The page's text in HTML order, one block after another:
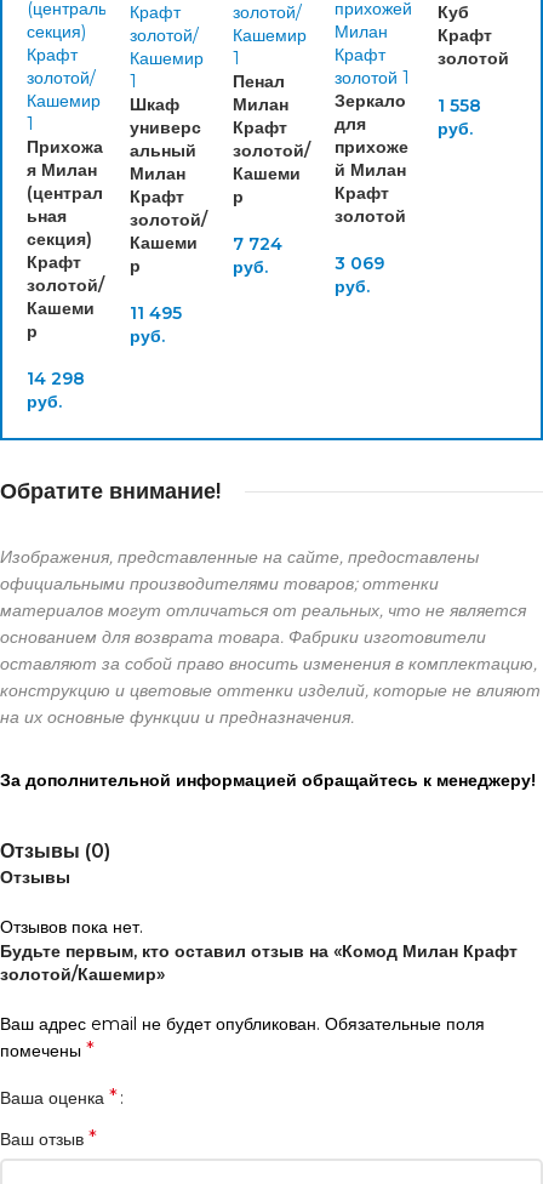
Прихожа
я Милан
(централ
ьная
секция)
Крафт
золотой/
Кашеми
р
14 298
руб.
Шкаф
универс
альный
Милан
Крафт
золотой/
Кашеми
р
11 495
руб.
Пенал
Милан
Крафт
золотой/
Кашеми
р
7 724
руб.
Зеркало
для
прихоже
й Милан
Крафт
золотой
3 069
руб.
Куб
Крафт
золотой
1 558
руб.
Обратите внимание!
Изображения, представленные на сайте, предоставлены
официальными производителями товаров; оттенки
материалов могут отличаться от реальных, что не является
основанием для возврата товара. Фабрики изготовители
оставляют за собой право вносить изменения в комплектацию,
конструкцию и цветовые оттенки изделий, которые не влияют
на их основные функции и предназначения.
За дополнительной информацией обращайтесь к менеджеру!
Отзывы (0)
Отзывы
Отзывов пока нет.
Будьте первым, кто оставил отзыв на «Комод Милан Крафт
золотой/Кашемир»
Ваш адрес email не будет опубликован. Обязательные поля
помечены *
Ваша оценка *
Ваш отзыв *